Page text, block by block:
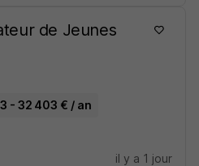
de Jeunes
- 32 403 € / an
il y a 1 jour